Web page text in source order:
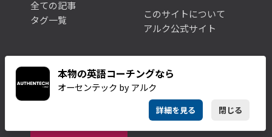
本物の英語コーチングなら
オーセンテック by アルク
詳細を見る 閉じる
全ての記事
タグ一覧
このサイトについて
アルク公式サイト
NEWSLETTER
英語学習に役立つ最新記事や情報をお届けします。